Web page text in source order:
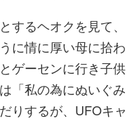
するヘオクを見て、
に情に厚い母に拾わ
ゲーセンに行き子供
「私の為にぬいぐみ
りするが、UFOキャ